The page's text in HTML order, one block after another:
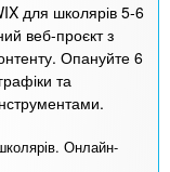
для школярів 5-6
веб-проєкт з
Опануйте 6
та
Онлайн-